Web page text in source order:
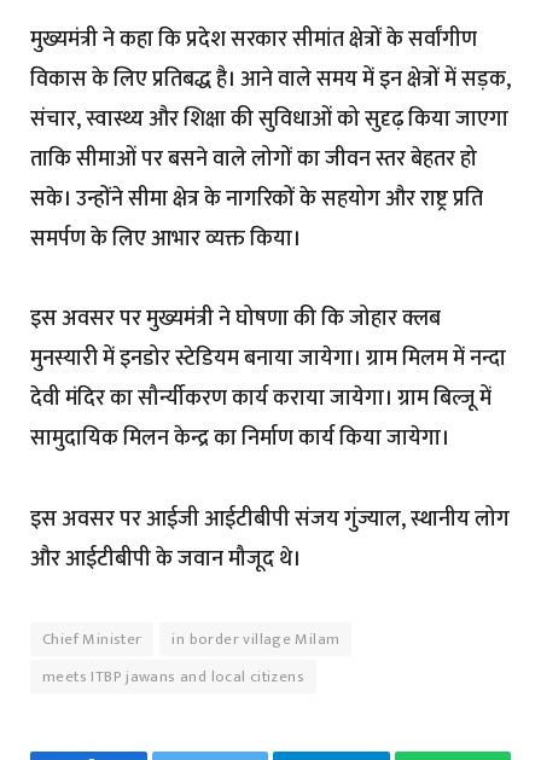
मुख्यमंत्री ने कहा कि प्रदेश सरकार सीमांत क्षेत्रों के सर्वांगीण
विकास के लिए प्रतिबद्ध है। आने वाले समय में इन क्षेत्रों में सड़क,
संचार, स्वास्थ्य और शिक्षा की सुविधाओं को सुदृढ़ किया जाएगा
ताकि सीमाओं पर बसने वाले लोगों का जीवन स्तर बेहतर हो
सके। उन्होंने सीमा क्षेत्र के नागरिकों के सहयोग और राष्ट्र प्रति
समर्पण के लिए आभार व्यक्त किया।
इस अवसर पर मुख्यमंत्री ने घोषणा की कि जोहार क्लब
मुनस्यारी में इनडोर स्टेडियम बनाया जायेगा। ग्राम मिलम में नन्दा
देवी मंदिर का सौर्न्यीकरण कार्य कराया जायेगा। ग्राम बिल्जू में
सामुदायिक मिलन केन्द्र का निर्माण कार्य किया जायेगा।
इस अवसर पर आईजी आईटीबीपी संजय गुंज्याल, स्थानीय लोग
और आईटीबीपी के जवान मौजूद थे।
Chief Minister
in border village Milam
meets ITBP jawans and local citizens